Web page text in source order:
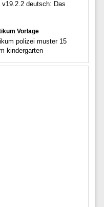
deutsch: Das
Vorlage
polizei muster 15
kindergarten